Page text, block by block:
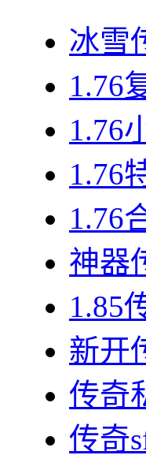
冰雪
1.76
1.76
1.76
1.76
神器
1.85
新开
传奇
传奇